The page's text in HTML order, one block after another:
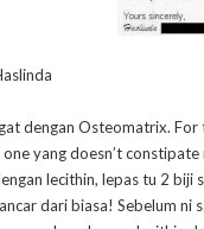
dengan Osteomatrix.
yang doesn’t
lecithin, lepas tu 2 biji
dari biasa! Sebelum ni